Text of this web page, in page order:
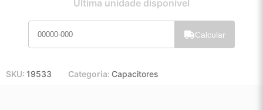
10x de R$ 13,88
11x de R$ 12,76
Última unidade disponível
Calcular
SKU: 19533 Categoria: Capacitores